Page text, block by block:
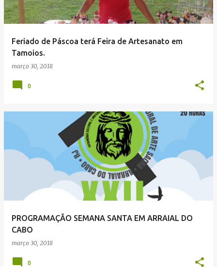
Feriado de Páscoa terá Feira de Artesanato em
Tamoios.
março 30, 2018
0
PROGRAMAÇÃO SEMANA SANTA EM ARRAIAL DO
CABO
março 30, 2018
0